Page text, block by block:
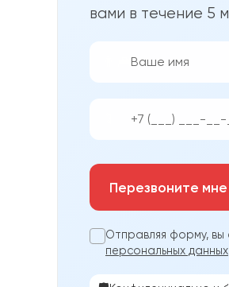
вами в течение 5
Перезвоните мне
Отправляя форму, вы
персональных данных